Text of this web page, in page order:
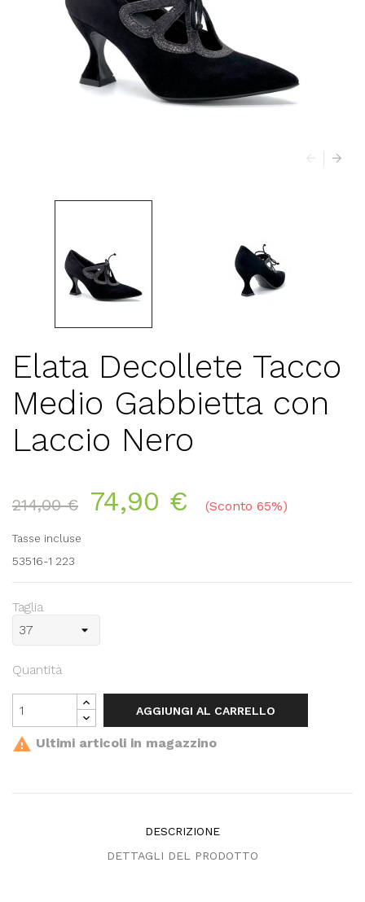
Elata Decollete Tacco
Medio Gabbietta con
Laccio Nero
214,00 € 74,90 € Sconto 65%
Tasse incluse
53516-1 223
Taglia
Quantità
AGGIUNGI AL CARRELLO
 Ultimi articoli in magazzino
DESCRIZIONE
DETTAGLI DEL PRODOTTO